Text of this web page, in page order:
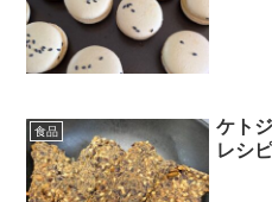
食品
ケト
レシ